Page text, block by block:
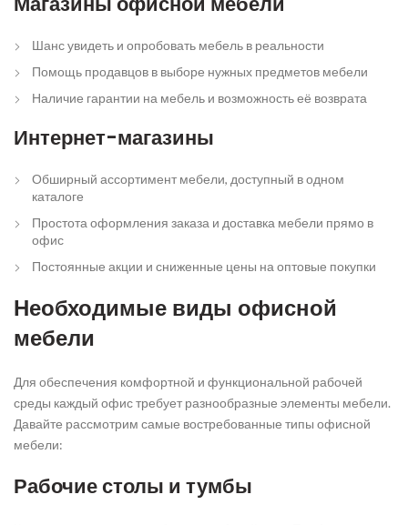
Шанс увидеть и опробовать мебель в реальности
Помощь продавцов в выборе нужных предметов мебели
Наличие гарантии на мебель и возможность её возврата
Интернет-магазины
Обширный ассортимент мебели, доступный в одном
каталоге
Простота оформления заказа и доставка мебели прямо в
офис
Постоянные акции и сниженные цены на оптовые покупки
Необходимые виды офисной
мебели
Для обеспечения комфортной и функциональной рабочей
среды каждый офис требует разнообразные элементы мебели.
Давайте рассмотрим самые востребованные типы офисной
мебели:
Рабочие столы и тумбы